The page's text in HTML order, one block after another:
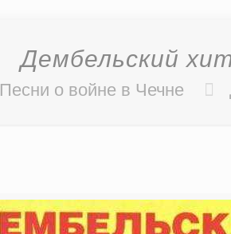
Дембельский
Песни о войне в Чечне